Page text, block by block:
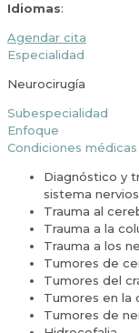
Idiomas:
Agendar cita
Especialidad
Neurocirugía
Subespecialidad
Enfoque
Condiciones
Diagnóstico y
sistema
Trauma al
Trauma a la
Trauma a los
Tumores de
Tumores del
Tumores en la
Tumores de